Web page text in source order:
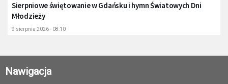
Sierpniowe świętowanie w Gdańsku i hymn Światowych Dni
Młodzieży
9 sierpnia 2026 - 08:10
Nawigacja